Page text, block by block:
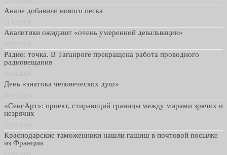
Анапе добавили нового песка
Аналитики ожидают «очень умеренной девальвации»
Радио: точка. В Таганроге прекращена работа проводного
радиовещания
День «знатока человеческих душ»
«СенсАрт»: проект, стирающий границы между мирами зрячих и
незрячих
Краснодарские таможенники нашли гашиш в почтовой посылке
из Франции